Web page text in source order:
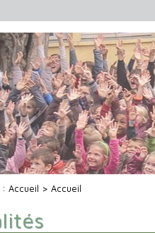
:Accueil > Accueil